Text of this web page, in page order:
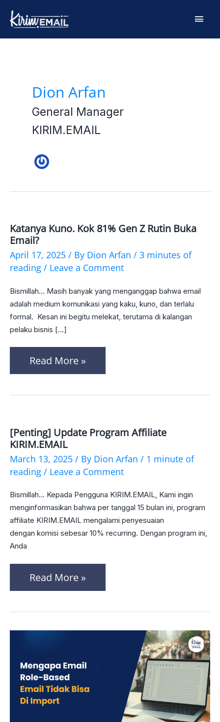
content
Main
Dion Arfan
General Manager
KIRIM.EMAIL
Katanya Kuno. Kok 81% Gen Z Rutin Buka
Email?
April 17, 2025 / By Dion Arfan / 3 minutes of
reading / Leave a Comment
Bismillah… Masih banyak yang menganggap bahwa email
adalah medium komunikasi yang kaku, kuno, dan terlalu
formal. Kesan ini begitu melekat, terutama di kalangan
pelaku bisnis […]
Katanya
Kuno.
Kok
Gen
Z
Rutin
Read More »
[Penting] Update Program Affiliate
KIRIM.EMAIL
March 13, 2025 / By Dion Arfan / 1 minute of
reading / Leave a Comment
Bismillah… Kepada Pengguna KIRIM.EMAIL, Kami ingin
menginformasikan bahwa per tanggal 15 bulan ini, program
affiliate KIRIM.EMAIL mengalami penyesuaian
dengan komisi sebesar 10% recurring. Dengan program ini,
Anda
[Penting]
Update
Program
KIRIM.EMAIL
Read More »